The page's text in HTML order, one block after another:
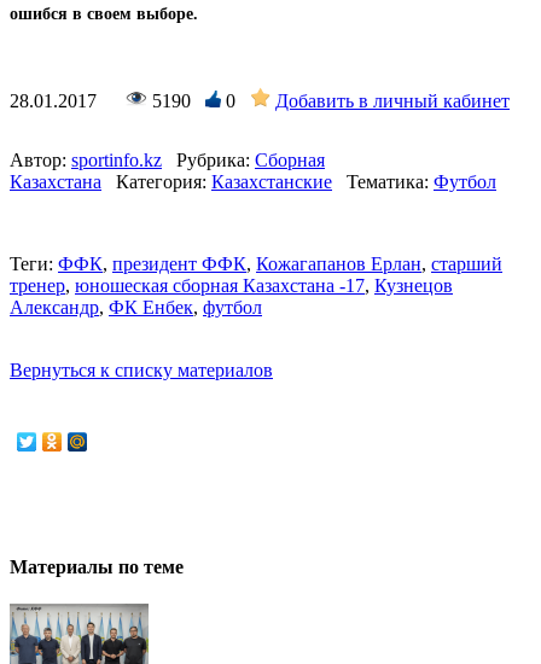
ошибся в своем выборе.
28.01.2017 5190 0 Добавить в личный кабинет
Автор: sportinfo.kz Рубрика: Сборная
Казахстана
Категория: Казахстанские Тематика: Футбол
Теги: ФФК, президент ФФК, Кожагапанов Ерлан, старший
тренер, юношеская сборная Казахстана -17, Кузнецов
Александр, ФК Енбек, футбол
Вернуться к списку материалов
Материалы по теме